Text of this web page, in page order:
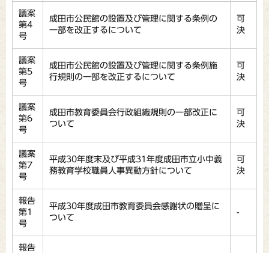
議案
第4
号
成田市公民館の設置及び管理に関する条例の
一部を改正するについて
可
決
議案
第5
号
成田市公民館の設置及び管理に関する条例施
行規則の一部を改正するについて
可
決
議案
第6
号
成田市教育委員会行政組織規則の一部改正に
ついて
可
決
議案
第7
号
平成30年度末及び平成31年度成田市立小中義
務教育学校職員人事異動方針について
可
決
報告
第1
号
平成30年度成田市教育委員会感謝状の贈呈に
ついて
-
報告